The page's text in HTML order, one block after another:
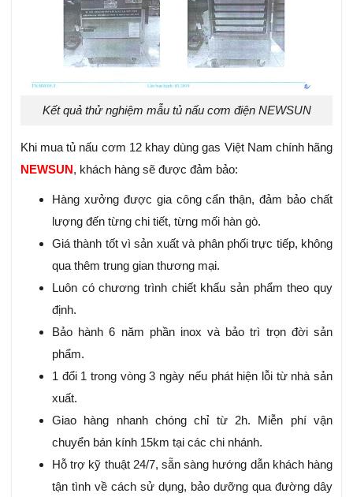
Kết quả thử nghiệm mẫu tủ nấu cơm điện NEWSUN
Khi mua tủ nấu cơm 12 khay dùng gas Việt Nam chính hãng
NEWSUN, khách hàng sẽ được đảm bảo:
Hàng xưởng được gia công cẩn thận, đảm bảo chất
lượng đến từng chi tiết, từng mối hàn gò.
Giá thành tốt vì sản xuất và phân phối trực tiếp, không
qua thêm trung gian thương mại.
Luôn có chương trình chiết khấu sản phẩm theo quy
định.
Bảo hành 6 năm phần inox và bảo trì trọn đời sản
phẩm.
1 đổi 1 trong vòng 3 ngày nếu phát hiện lỗi từ nhà sản
xuất.
Giao hàng nhanh chóng chỉ từ 2h. Miễn phí vận
chuyển bán kính 15km tại các chi nhánh.
Hỗ trợ kỹ thuật 24/7, sẵn sàng hướng dẫn khách hàng
tận tình về cách sử dụng, bảo dưỡng qua đường dây